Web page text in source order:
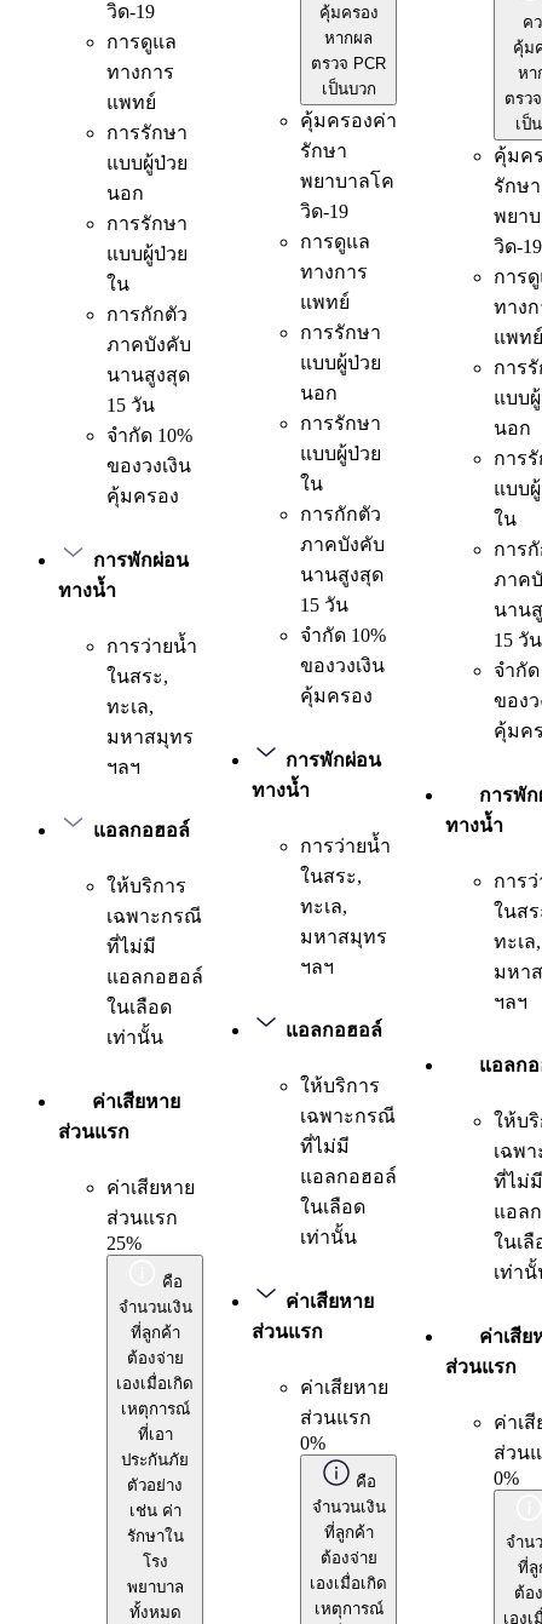
วิด-19
การดูแล
ทางการ
แพทย์
การรักษา
แบบผู้ป่วย
นอก
การรักษา
แบบผู้ป่วย
ใน
การกักตัว
ภาคบังคับ
นานสูงสุด
15 วัน
จำกัด 10%
ของวงเงิน
คุ้มครอง
การพักผ่อน
ทางน้ำ
การว่ายน้ำ
ในสระ,
ทะเล,
มหาสมุทร
ฯลฯ
แอลกอฮอล์
ให้บริการ
เฉพาะกรณี
ที่ไม่มี
แอลกอฮอล์
ในเลือด
เท่านั้น
ค่าเสียหาย
ส่วนแรก
ค่าเสียหาย
ส่วนแรก
25%
คือ
จำนวนเงิน
ที่ลูกค้า
ต้องจ่าย
เองเมื่อเกิด
เหตุการณ์
ที่เอา
ประกันภัย
ตัวอย่าง
เช่น ค่า
รักษาใน
โรง
พยาบาล
ทั้งหมด
คุ้มครอง
หากผล
ตรวจ PCR
เป็นบวก
คุ้มครองค่า
รักษา
พยาบาลโค
วิด-19
การดูแล
ทางการ
แพทย์
การรักษา
แบบผู้ป่วย
นอก
การรักษา
แบบผู้ป่วย
ใน
การกักตัว
ภาคบังคับ
นานสูงสุด
15 วัน
จำกัด 10%
ของวงเงิน
คุ้มครอง
การพักผ่อน
ทางน้ำ
การว่ายน้ำ
ในสระ,
ทะเล,
มหาสมุทร
ฯลฯ
แอลกอฮอล์
ให้บริการ
เฉพาะกรณี
ที่ไม่มี
แอลกอฮอล์
ในเลือด
เท่านั้น
ค่าเสียหาย
ส่วนแรก
ค่าเสียหาย
ส่วนแรก
0%
คือ
จำนวนเงิน
ที่ลูกค้า
ต้องจ่าย
เองเมื่อเกิด
เหตุการณ์
ค
คุ้ม
หา
ตรว
เป็
คุ้มค
รักษา
พยา
วิด-19
การ
ทาง
แพทย์
การ
แบบ
นอก
การ
แบบ
ใน
การ
ภาค
นาน
15 วัน
จำกัด
ของว
คุ้มค
การพั
ทางน้ำ
การ
ในสร
ทะเล,
มหา
ฯลฯ
แอลก
ให้บ
เฉพ
ที่ไม่มี
แอล
ในเลื
เท่า
ค่าเสีย
ส่วนแรก
ค่าเ
ส่วน
0%
จำน
ที่ลู
ต้อ
เองเ